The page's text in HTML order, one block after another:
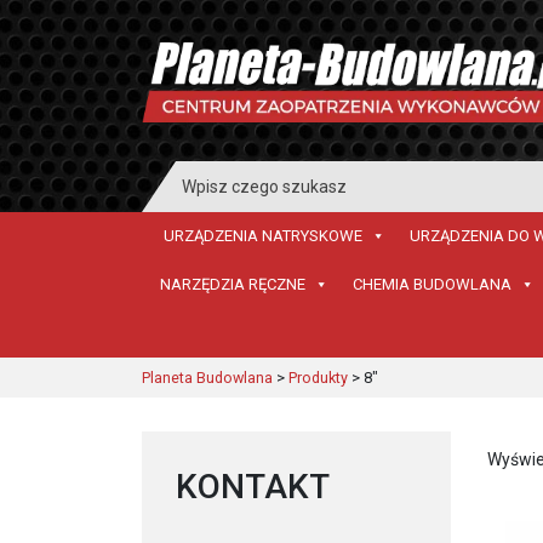
Search
for:
URZĄDZENIA NATRYSKOWE URZĄDZENIA DO
NARZĘDZIA RĘCZNE CHEMIA BUDOWLANA
Planeta Budowlana > Produkty > 8"
KONTAKT